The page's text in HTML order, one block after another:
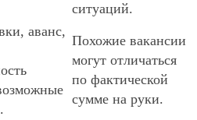
ситуаций.
аванс,
Похожие вакансии
могут отличаться
по фактической
сумме на руки.